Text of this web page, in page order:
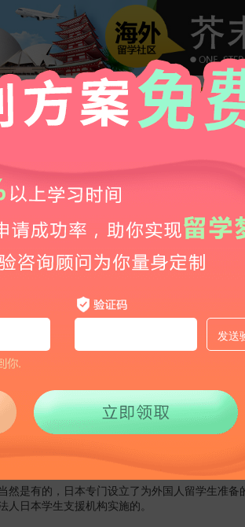
】日本留学生考试和国内高考
09-04 09:00
考试跟高考相比，哪个更难呢？
然是有的，日本专门设立了为外国人留学生准
人日本学生支援机构实施的。